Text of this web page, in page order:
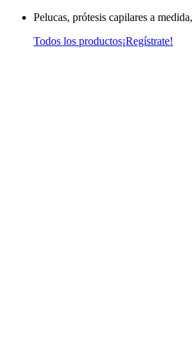
Pelucas, prótesis capilares a
Todos los productos¡Regístrate!